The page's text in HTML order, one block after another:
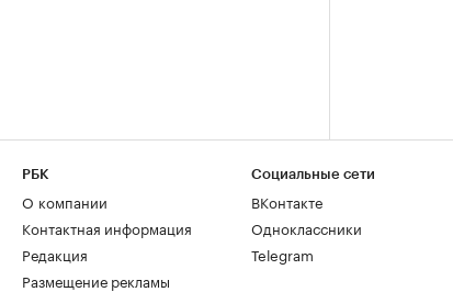
РБК
О компании
Контактная информация
Редакция
Размещение рекламы
Социальные сети
ВКонтакте
Одноклассники
Telegram